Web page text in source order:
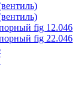
fig 12.046
fig 22.046